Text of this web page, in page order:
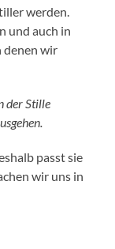
werden.
und auch in
denen wir
der Stille
passt sie
wir uns in